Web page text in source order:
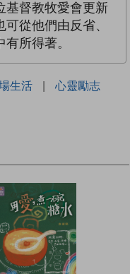
基督教牧愛會更新
從他們由反省、
所得著。
生活 | 心靈勵志